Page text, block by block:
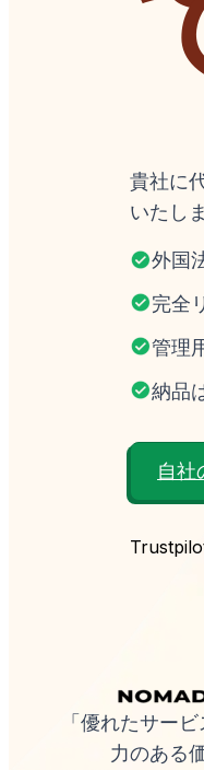
貴社に
いたし
外国
完全
管理
納品
自社
「優れたサー
力のある